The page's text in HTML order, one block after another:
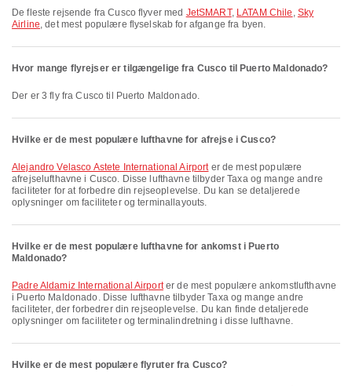
De fleste rejsende fra Cusco flyver med JetSMART, LATAM Chile , Sky
Airline, det mest populære flyselskab for afgange fra byen.
Hvor mange flyrejser er tilgængelige fra Cusco til Puerto Maldonado?
Der er 3 fly fra Cusco til Puerto Maldonado.
Hvilke er de mest populære lufthavne for afrejse i Cusco?
Alejandro Velasco Astete International Airporter de mest populære
afrejselufthavne i Cusco. Disse lufthavne tilbyder Taxa og mange andre
faciliteter for at forbedre din rejseoplevelse. Du kan se detaljerede
oplysninger om faciliteter og terminallayouts.
Hvilke er de mest populære lufthavne for ankomst i Puerto
Maldonado?
Padre Aldamiz International Airporter de mest populære ankomstlufthavne
i Puerto Maldonado. Disse lufthavne tilbyder Taxa og mange andre
faciliteter, der forbedrer din rejseoplevelse. Du kan finde detaljerede
oplysninger om faciliteter og terminalindretning i disse lufthavne.
Hvilke er de mest populære flyruter fra Cusco?